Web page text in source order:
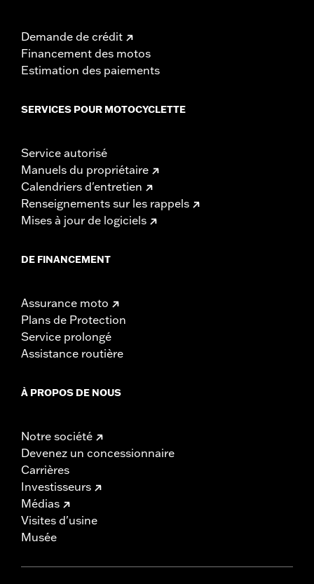
Demande de crédit
Financement des motos
Estimation des paiements
SERVICES POUR MOTOCYCLETTE
Service autorisé
Manuels du propriétaire
Calendriers d'entretien
Renseignements sur les rappels
Mises à jour de logiciels
DE FINANCEMENT
Assurance moto
Plans de Protection
Service prolongé
Assistance routière
À PROPOS DE NOUS
Notre société
Devenez un concessionnaire
Carrières
Investisseurs
Médias
Visites d'usine
Musée